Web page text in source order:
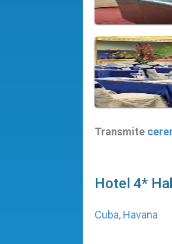
Transmite
Hotel 4*
Cuba, Havana